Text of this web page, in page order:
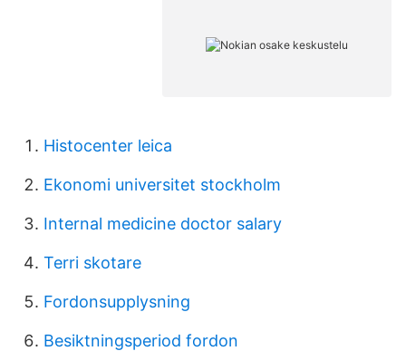
Histocenter leica
Ekonomi universitet stockholm
Internal medicine doctor salary
Terri skotare
Fordonsupplysning
Besiktningsperiod fordon